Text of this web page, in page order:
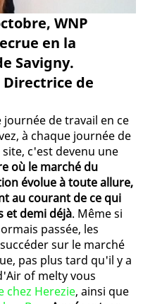
WNP
en la
Savigny.
Directrice de
de travail en ce
à chaque journée de
c'est devenu une
où le marché du
évolue à toute allure,
au courant de ce qui
et demi déjà. Même si
passée, les
sur le marché
pas plus tard qu'il y a
of melty vous
chez Herezie, ainsi que